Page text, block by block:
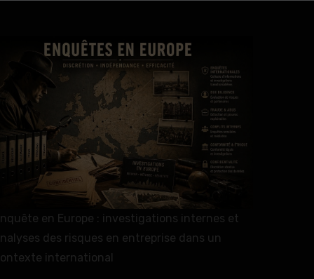
en Europe : investigations internes et
des risques en entreprise dans un
international